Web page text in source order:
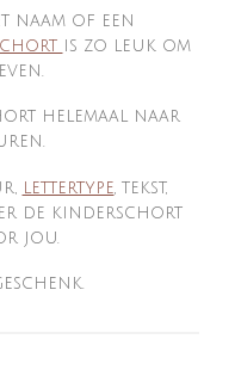
n
e
naam of een
is zo leuk om
helemaal naar
lettertype , tekst,
de kinderschort
jou.